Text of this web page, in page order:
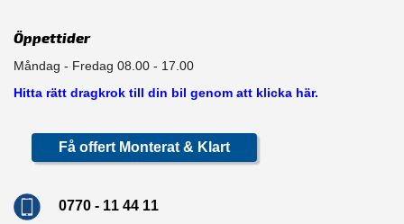
Öppettider
Måndag - Fredag 08.00 - 17.00
Hitta rätt dragkrok till din bil genom att klicka här.
Få offert Monterat & Klart
0770 - 11 44 11